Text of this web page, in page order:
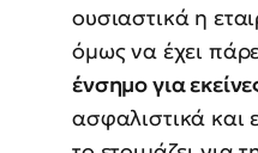
ουσιαστικά η
όμως να έχει
ένσημο για
ασφαλιστικά και